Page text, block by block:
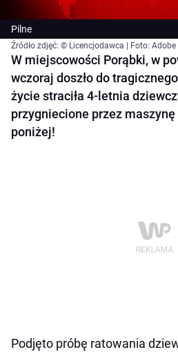
Pilne
Źródło zdjęć: © Licencjodawca | Foto: Adobe
W miejscowości Porąbki, w
wczoraj doszło do
życie straciła 4-letnia
przygniecione przez
poniżej!
Podjęto próbę ratowania